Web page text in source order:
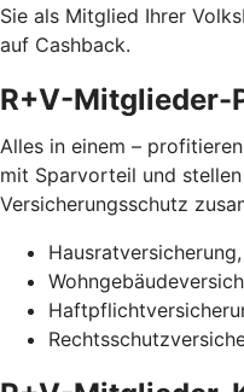
Sie als Mitglied Ihrer
auf Cashback.
R+V-Mitglieder-
Alles in einem –
mit Sparvorteil und
Versicherungsschutz
Hausratversicherung,